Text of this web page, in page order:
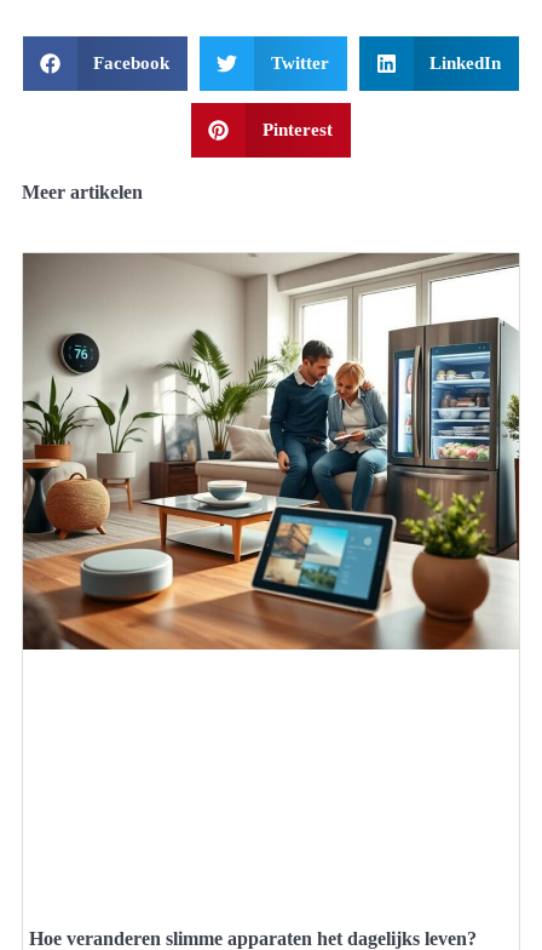
Facebook Twitter LinkedIn
Pinterest
Meer artikelen
Hoe veranderen slimme apparaten het dagelijks leven?